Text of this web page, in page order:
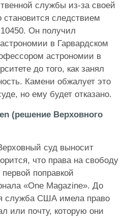
службы из-за своей
становится следствием
10450. Он получил
в Гарвардском
астрономии в
до того, как занял
Камени обжалует это
но ему будет отказано.
(решение Верховного
суд выносит
что права на свободу
поправкой
«One Magazine». До
служба США имела право
или почту, которую они